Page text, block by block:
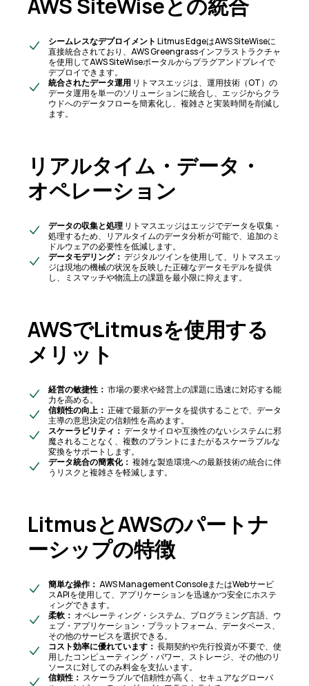
AWS SiteWiseとの統合
シームレスなデプロイメント Litmus EdgeはAWS SiteWiseに
直接統合されており、AWS Greengrassインフラストラクチャ
を使用してAWS SiteWiseポータルからプラグアンドプレイで
デプロイできます。
統合されたデータ運用 リトマスエッジは、運用技術（OT）の
データ運用を単一のソリューションに統合し、エッジからクラ
ウドへのデータフローを簡素化し、複雑さと実装時間を削減し
ます。
リアルタイム・データ・
オペレーション
データの収集と処理 リトマスエッジはエッジでデータを収集・
処理するため、リアルタイムのデータ分析が可能で、追加のミ
ドルウェアの必要性を低減します。
データモデリング： デジタルツインを使用して、リトマスエッ
ジは現地の機械の状況を反映した正確なデータモデルを提供
し、ミスマッチや物流上の課題を最小限に抑えます。
AWSでLitmusを使用する
メリット
経営の敏捷性： 市場の要求や経営上の課題に迅速に対応する能
力を高める。
信頼性の向上： 正確で最新のデータを提供することで、データ
主導の意思決定の信頼性を高めます。
スケーラビリティ： データサイロや互換性のないシステムに邪
魔されることなく、複数のプラントにまたがるスケーラブルな
変換をサポートします。
データ統合の簡素化： 複雑な製造環境への最新技術の統合に伴
うリスクと複雑さを軽減します。
LitmusとAWSのパートナ
ーシップの特徴
簡単な操作： AWS Management ConsoleまたはWebサービ
スAPIを使用して、アプリケーションを迅速かつ安全にホステ
ィングできます。
柔軟： オペレーティング・システム、プログラミング言語、ウ
ェブ・アプリケーション・プラットフォーム、データベース、
その他のサービスを選択できる。
コスト効率に優れています： 長期契約や先行投資が不要で、使
用したコンピューティング・パワー、ストレージ、その他のリ
ソースに対してのみ料金を支払います。
信頼性： スケーラブルで信頼性が高く、セキュアなグローバ